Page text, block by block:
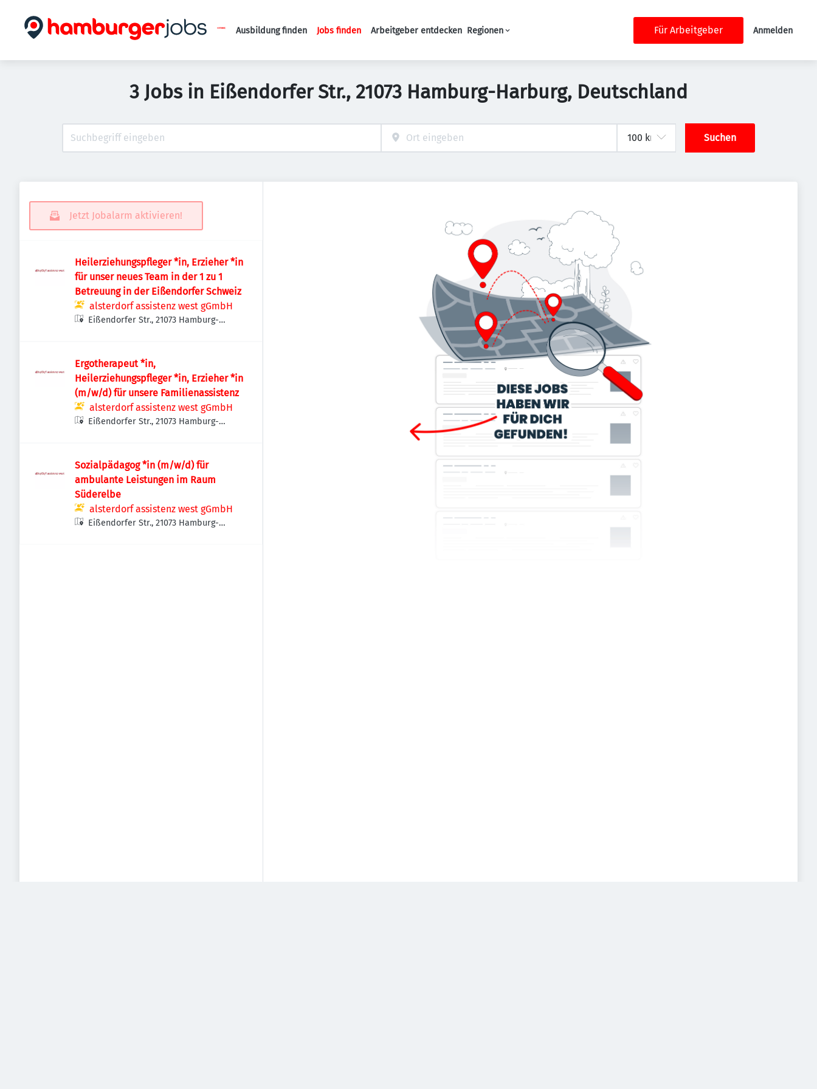
Haupt-Navigation
Ausbildung finden Jobs finden Arbeitgeber entdecken Regionen Für Arbeitgeber Anmelden
3 Jobs in Eißendorfer Str., 21073 Hamburg-Harburg, Deutschland
Suchen
Jetzt Jobalarm aktivieren!
Heilerziehungspfleger *in, Erzieher *in
für unser neues Team in der 1 zu 1
Betreuung in der Eißendorfer Schweiz
alsterdorf assistenz west gGmbH
Eißendorfer Str., 21073 Hamburg-
Ergotherapeut *in,
Heilerziehungspfleger *in, Erzieher *in
(m/w/d) für unsere Familienassistenz
alsterdorf assistenz west gGmbH
Eißendorfer Str., 21073 Hamburg-
Sozialpädagog *in (m/w/d) für
ambulante Leistungen im Raum
Süderelbe
alsterdorf assistenz west gGmbH
Eißendorfer Str., 21073 Hamburg-